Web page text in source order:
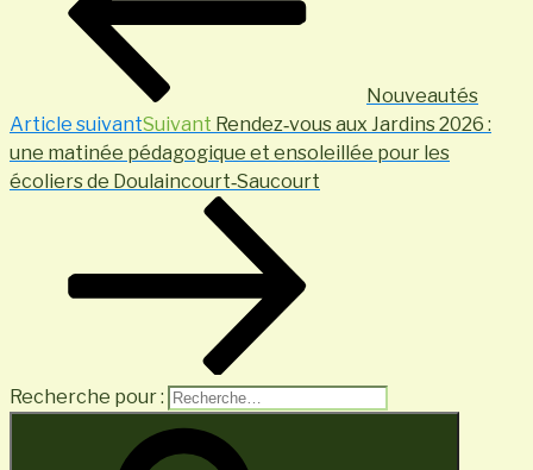
Nouveautés
Article suivantSuivant Rendez‑vous aux Jardins 2026 :
une matinée pédagogique et ensoleillée pour les
écoliers de Doulaincourt‑Saucourt
Recherche pour :